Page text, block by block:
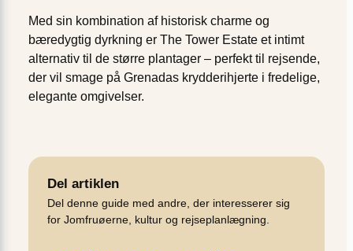
Med sin kombination af historisk charme og
bæredygtig dyrkning er The Tower Estate et intimt
alternativ til de større plantager – perfekt til rejsende,
der vil smage på Grenadas krydderihjerte i fredelige,
elegante omgivelser.
Del artiklen
Del denne guide med andre, der interesserer sig
for Jomfruøerne, kultur og rejseplanlægning.